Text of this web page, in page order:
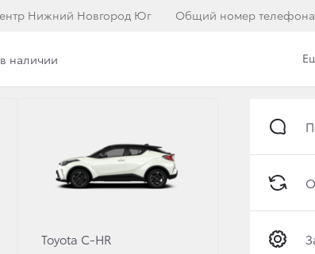
Нижний Новгород Юг Общий номер телефона
Toyota C-HR
наличии